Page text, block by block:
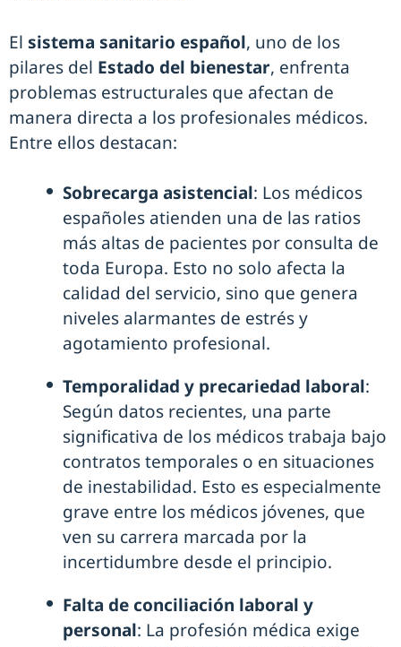
El sistema sanitario español, uno de los
pilares del Estado del bienestar, enfrenta
problemas estructurales que afectan de
manera directa a los profesionales médicos.
Entre ellos destacan:
Sobrecarga asistencial: Los médicos
españoles atienden una de las ratios
más altas de pacientes por consulta de
toda Europa. Esto no solo afecta la
calidad del servicio, sino que genera
niveles alarmantes de estrés y
agotamiento profesional.
Temporalidad y precariedad laboral:
Según datos recientes, una parte
significativa de los médicos trabaja bajo
contratos temporales o en situaciones
de inestabilidad. Esto es especialmente
grave entre los médicos jóvenes, que
ven su carrera marcada por la
incertidumbre desde el principio.
Falta de conciliación laboral y
personal: La profesión médica exige